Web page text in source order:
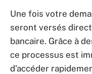
Une fois votre
seront versés
bancaire. Grâce à
ce processus est
d’accéder